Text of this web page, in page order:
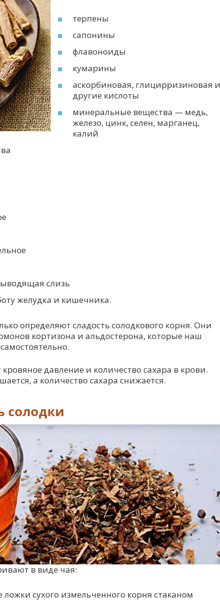
терпены
сапонины
флавоноиды
кумарины
аскорбиновая, глицирризиновая и
другие кислоты
минеральные вещества — медь,
железо, цинк, селен, марганец,
калий
слизь
желудка и кишечника.
определяют сладость солодкового корня. Они
кортизона и альдостерона, которые наш
давление и количество сахара в крови.
а количество сахара снижается.
солодки
в виде чая:
сухого измельченного корня стаканом